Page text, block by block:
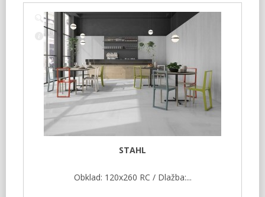
STAHL
Obklad: 120x260 RC / Dlažba:...